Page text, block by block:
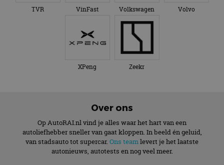
TVR VinFast Volkswagen Volvo
XPeng Zeekr
Over ons
Op AutoRAI.nl vind je alles waar het hart van een
autoliefhebber sneller van gaat kloppen. In beeld én geluid,
van stadsauto tot supercar. Ons teamlevert je het laatste
autonieuws, autotests en nog veel meer.